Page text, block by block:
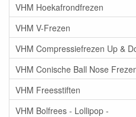
VHM Hoekafrondfrezen
VHM V-Frezen
VHM Compressiefrezen Up &
VHM Conische Ball Nose
VHM Freesstiften
VHM Bolfrees - Lollipop -